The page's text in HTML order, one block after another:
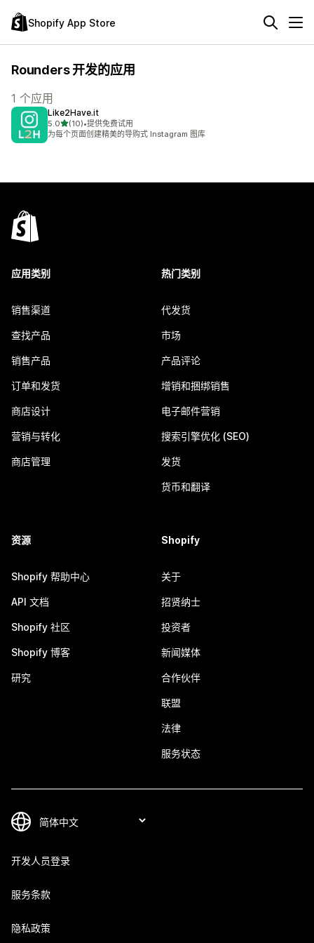
Shopify App Store
Rounders 开发的应用
1 个应用
Like2Have.it
5.0星（满分 5 星）
(10)
总共 10 条评论
•提供免费试用
为每个页面创建精美的导购式 Instagram 图库
应用类别
销售渠道
查找产品
销售产品
订单和发货
商店设计
营销与转化
商店管理
热门类别
代发货
市场
产品评论
增销和捆绑销售
电子邮件营销
搜索引擎优化 (SEO)
发货
货币和翻译
资源
Shopify 帮助中心
API 文档
Shopify 社区
Shopify 博客
研究
Shopify
关于
招贤纳士
投资者
新闻媒体
合作伙伴
联盟
法律
服务状态
开发人员登录
服务条款
隐私政策